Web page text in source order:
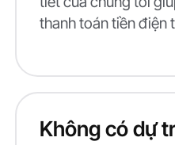
thanh toán tiền điện
Không có dự